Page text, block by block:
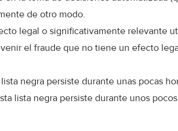
de otro modo.
legal o significativamente relevante
el fraude que no tiene un efecto
negra persiste durante unas pocas
lista negra persiste durante unos